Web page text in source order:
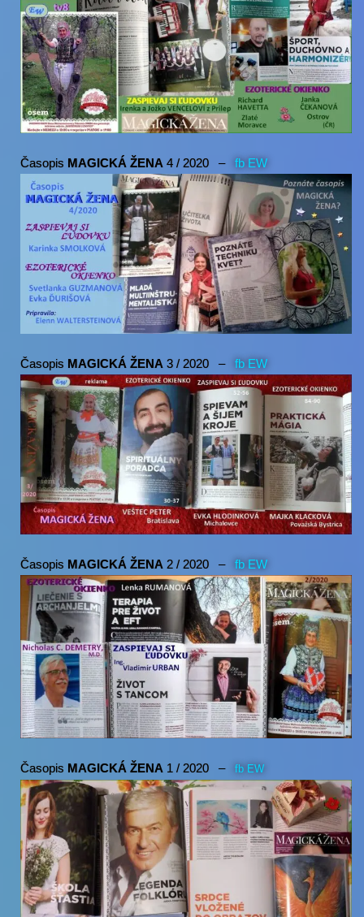
Časopis MAGICKÁ ŽENA 4 / 2020 – fb EW
Časopis MAGICKÁ ŽENA 3 / 2020 – fb EW
Časopis MAGICKÁ ŽENA 2 / 2020 – fb EW
Časopis MAGICKÁ ŽENA 1 / 2020 – fb EW